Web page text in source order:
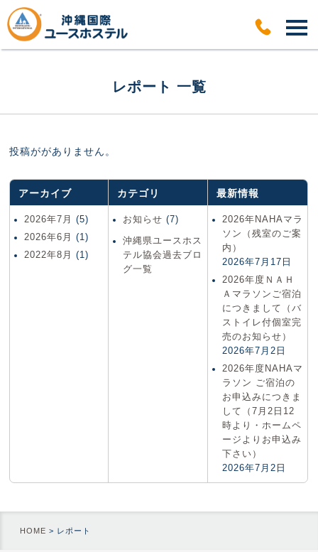
レポート 一覧
投稿ががありません。
アーカイブ
2026年7月
(5)
2026年6月
(1)
2022年8月
(1)
カテゴリ
お知らせ (7)
沖縄県ユースホス
テル協会過去ブロ
グ一覧
最新情報
2026年NAHAマラ
ソン（残室のご案
内）
2026年7月17日
2026年度ＮＡＨ
Ａマラソンご宿泊
につきまして（バ
ストイレ付個室完
売のお知らせ）
2026年7月2日
2026年度NAHAマ
ラソン ご宿泊の
お申込みにつきま
して（7月2日12
時より・ホームペ
ージよりお申込み
下さい）
2026年7月2日
HOME > レポート